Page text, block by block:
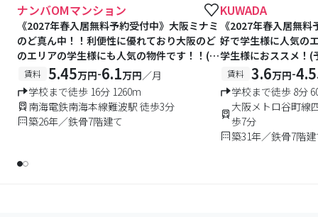
ナンバOMマンション
《2027年春入居無料予約受付中》大阪ミナミ
のど真ん中！！利便性に優れており大阪のど
のエリアの学生様にも人気の物件です！！(予
約数限りあり)
賃料 5.45万円-6.1万円／月
学校まで徒歩 16分 1260m
南海電鉄南海本線難波駅 徒歩3分
築26年／鉄骨7階建て
KUWADA
《2027年春入居無
好で学生様に人気の
学生様におススメ！(
賃料 3.6万円-
学校まで徒歩 8分
大阪メトロ谷町線
歩7分
築31年／鉄骨7階